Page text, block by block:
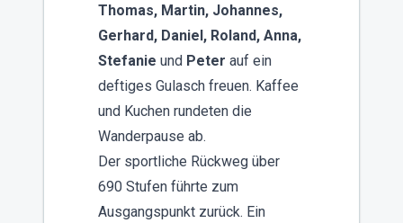
Thomas, Martin, Johannes,
Gerhard, Daniel, Roland, Anna,
Stefanie und Peter auf ein
deftiges Gulasch freuen. Kaffee
und Kuchen rundeten die
Wanderpause ab.
Der sportliche Rückweg über
690 Stufen führte zum
Ausgangspunkt zurück. Ein